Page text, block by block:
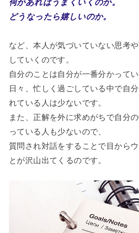
何があればうまくいくのか。
どうなったら嬉しいのか。
など、本人が気づいていない思考
していくのです。
自分のことは自分が一番分かってい
日々、忙しく過ごしている中で自
れている人は少ないです。
また、正解を外に求めがちで自分
っている人も少ないので、
質問され対話をすることで目から
とが沢山出てくるのです。